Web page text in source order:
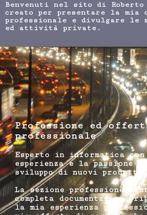
Benvenuti nel sito di Roberto
creato per presentare la mia
professionale e divulgare le
ed attività private.
Professione ed
professionale
Esperto in informatica
esperienza e la passione
sviluppo di nuovi prodotti.
La sezione professione
completa documentazione
la mia esperienza